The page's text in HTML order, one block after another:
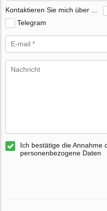
Kontaktieren Sie mich über ...
Telegram
Ich bestätige die Annahme
personenbezogene Daten